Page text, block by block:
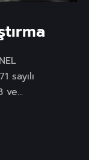
sayılı
ve...